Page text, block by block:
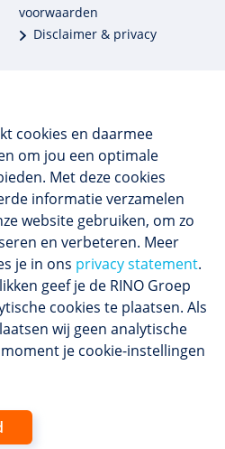
cookies en daarmee
om jou een optimale
Met deze cookies
informatie verzamelen
website gebruiken, om zo
en verbeteren. Meer
je in ons privacy statement.
geef je de RINO Groep
cookies te plaatsen. Als
wij geen analytische
je cookie-instellingen
voorwaarden
Disclaimer & privacy
250 opleidingen
opleidingen in huis
CRKBO-geregistreerd
beoordeling 8,4
ons
het (nieuwe) scholings­
laatste nieuws.